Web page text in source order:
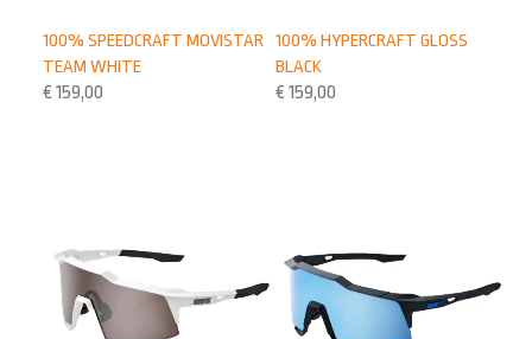
100% HYPERCRAFT GLOSS
BLACK
€ 159,00
100% SPEEDCRAFT MOVISTAR
TEAM WHITE
€ 159,00